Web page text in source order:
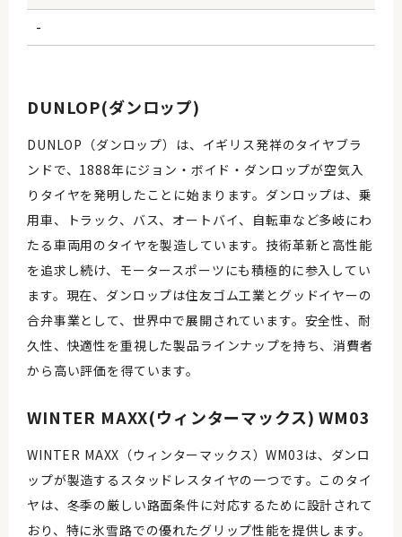
-
DUNLOP(ダンロップ)
DUNLOP（ダンロップ）は、イギリス発祥のタイヤブラ
ンドで、1888年にジョン・ボイド・ダンロップが空気入
りタイヤを発明したことに始まります。ダンロップは、乗
用車、トラック、バス、オートバイ、自転車など多岐にわ
たる車両用のタイヤを製造しています。技術革新と高性能
を追求し続け、モータースポーツにも積極的に参入してい
ます。現在、ダンロップは住友ゴム工業とグッドイヤーの
合弁事業として、世界中で展開されています。安全性、耐
久性、快適性を重視した製品ラインナップを持ち、消費者
から高い評価を得ています。
WINTER MAXX(ウィンターマックス) WM03
WINTER MAXX（ウィンターマックス）WM03は、ダンロ
ップが製造するスタッドレスタイヤの一つです。このタイ
ヤは、冬季の厳しい路面条件に対応するために設計されて
おり、特に氷雪路での優れたグリップ性能を提供します。